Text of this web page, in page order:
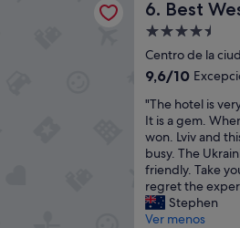
d
o
d
e
t
d
o
"
6. Best
Best Western
Alojamiento
de
4.5 estrellas
Centro de la
9.6
10,
Excepcional,
(149
9,6/10
"
T
h
e
h
o
t
e
"The hotel is
It is a gem.
won. Lviv and
busy. The
friendly. Take
regret the
Stephen
Ver menos